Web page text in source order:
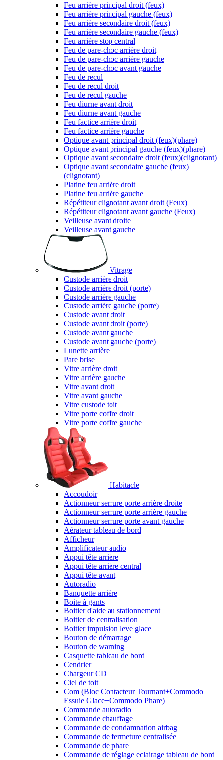
Feu arrière principal droit (feux)
Feu arrière principal gauche (feux)
Feu arrière secondaire droit (feux)
Feu arrière secondaire gauche (feux)
Feu arrière stop central
Feu de pare-choc arrière droit
Feu de pare-choc arrière gauche
Feu de pare-choc avant gauche
Feu de recul
Feu de recul droit
Feu de recul gauche
Feu diurne avant droit
Feu diurne avant gauche
Feu factice arrière droit
Feu factice arrière gauche
Optique avant principal droit (feux)(phare)
Optique avant principal gauche (feux)(phare)
Optique avant secondaire droit (feux)(clignotant)
Optique avant secondaire gauche (feux)
(clignotant)
Platine feu arrière droit
Platine feu arrière gauche
Répétiteur clignotant avant droit (Feux)
Répétiteur clignotant avant gauche (Feux)
Veilleuse avant droite
Veilleuse avant gauche
Vitrage
Custode arrière droit
Custode arrière droit (porte)
Custode arrière gauche
Custode arrière gauche (porte)
Custode avant droit
Custode avant droit (porte)
Custode avant gauche
Custode avant gauche (porte)
Lunette arrière
Pare brise
Vitre arrière droit
Vitre arrière gauche
Vitre avant droit
Vitre avant gauche
Vitre custode toit
Vitre porte coffre droit
Vitre porte coffre gauche
Habitacle
Accoudoir
Actionneur serrure porte arrière droite
Actionneur serrure porte arrière gauche
Actionneur serrure porte avant gauche
Aérateur tableau de bord
Afficheur
Amplificateur audio
Appui tête arrière
Appui tête arrière central
Appui tête avant
Autoradio
Banquette arrière
Boite à gants
Boitier d'aide au stationnement
Boitier de centralisation
Boitier impulsion leve glace
Bouton de démarrage
Bouton de warning
Casquette tableau de bord
Cendrier
Chargeur CD
Ciel de toit
Com (Bloc Contacteur Tournant+Commodo
Essuie Glace+Commodo Phare)
Commande autoradio
Commande chauffage
Commande de condamnation airbag
Commande de fermeture centralisée
Commande de phare
Commande de réglage eclairage tableau de bord